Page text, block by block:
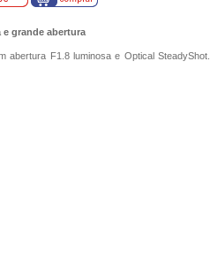
grande abertura
abertura F1.8 luminosa e Optical SteadyShot.